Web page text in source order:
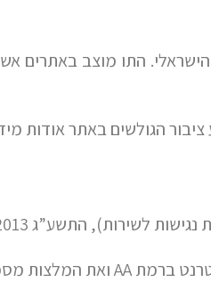
הישראלי. התו מוצב
הגולשים באתר אודות
לשירות), התשע”ג 2013.